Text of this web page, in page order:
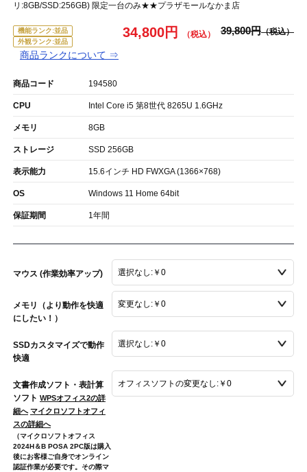
リ:8GB/SSD:256GB) 限定一台のみ★★プラザモールなかま店
機能ランク:並品
外観ランク:並品
商品ランクについて ⇒
34,800円 39,800円
商品コード 194580
CPU Intel Core i5 第8世代 8265U 1.6GHz
メモリ 8GB
ストレージ SSD 256GB
表示能力 15.6インチ HD FWXGA (1366×768)
OS Windows 11 Home 64bit
保証期間 1年間
マウス (作業効率アップ)
メモリ（より動作を快適
にしたい！）
SSDカスタマイズで動作
快適
文書作成ソフト・表計算
ソフト WPSオフィス2の詳
細へ マイクロソフトオフィ
スの詳細へ
（マイクロソフトオフィス
2024H＆B POSA 2PC版は購入
後にお客様ご自身でオンライン
認証作業が必要です。その際マ